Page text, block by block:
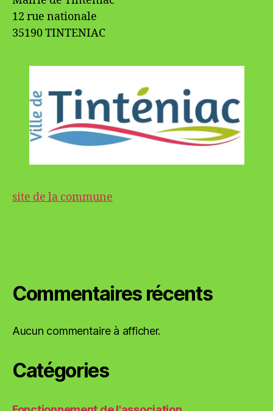
12 rue nationale
35190 TINTENIAC
site de la commune
Commentaires récents
Aucun commentaire à afficher.
Catégories